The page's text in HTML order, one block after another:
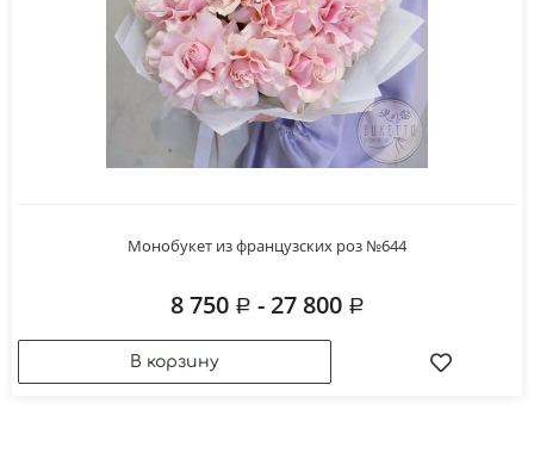
Монобукет из французских роз №644
8 750 - 27 800